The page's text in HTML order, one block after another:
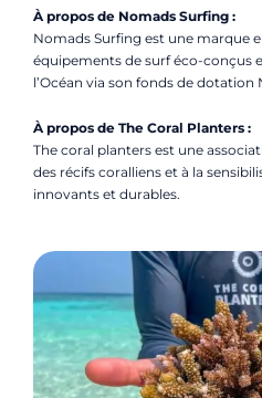
À propos de Nomads Surfing :
Nomads Surfing est une marque
équipements de surf éco-conçus
l’Océan via son fonds de dotation
À propos de The Coral Planters :
The coral planters est une
des récifs coralliens et à la
innovants et durables.